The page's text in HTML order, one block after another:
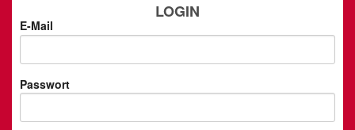
LOGIN
E-Mail
Passwort